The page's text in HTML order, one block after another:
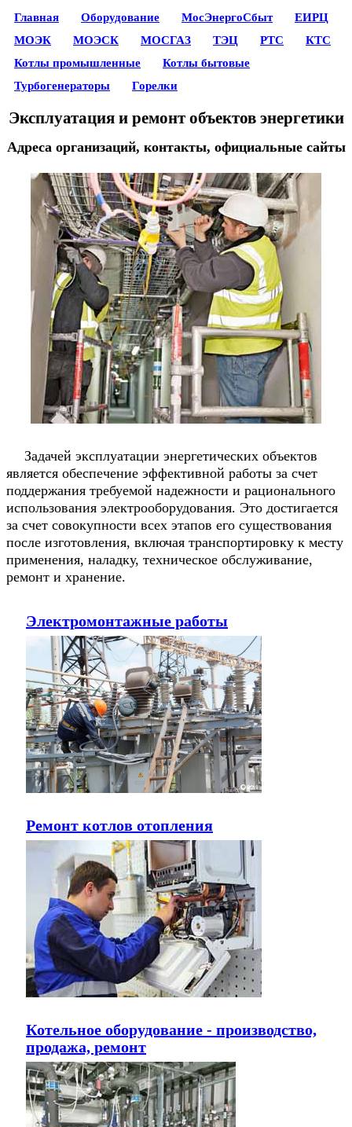
Главная Оборудование МосЭнергоСбыт
ЕИРЦ
МОЭК
МОЭСК МОСГАЗ ТЭЦ РТС
КТС
Котлы промышленные
Котлы бытовые
Турбогенераторы
Горелки
Эксплуатация и ремонт объектов энергетики
Адреса организаций, контакты, официальные сайты
Задачей эксплуатации энергетических объектов
является обеспечение эффективной работы за счет
поддержания требуемой надежности и рационального
использования электрооборудования. Это достигается
за счет совокупности всех этапов его существования
после изготовления, включая транспортировку к месту
применения, наладку, техническое обслуживание,
ремонт и хранение.
Электромонтажные работы
Ремонт котлов отопления
Котельное оборудование - производство,
продажа, ремонт